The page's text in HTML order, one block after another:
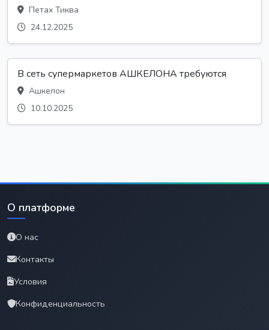
Петах Тиква
24.12.2025
В сеть супермаркетов АШКЕЛОНА требуются
Ашкелон
10.10.2025
О платформе
О нас
Контакты
Условия
Конфиденциальность